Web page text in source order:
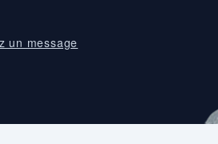
un message